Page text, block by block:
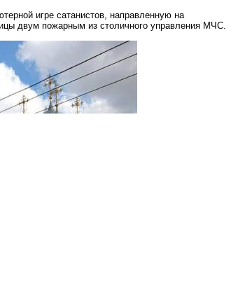
игре сатанистов, направленную на
двум пожарным из столичного управления МЧС.